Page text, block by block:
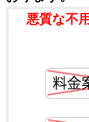
悪質な不